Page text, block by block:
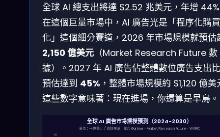
全球 AI 總支出將達 $2.52 兆美元，年增
在這個巨量市場中，AI 廣告光是「程序化購
化」這個細分賽道，2026 年市場規模就預估
2,150 億美元 （Market Research Future 數
據）。2027 年 AI 廣告佔整體數位廣告支出
預估達到 45% ，整體市場規模約 $1,120 億美
這些數字意味著：現在進場，你還算是早鳥。
全球 AI 廣告市場規模預測（2024-2030）
單位：十億美元 / 資料來源：綜合 Gartner、Market Research Future、WARC
60